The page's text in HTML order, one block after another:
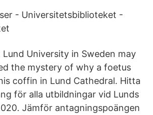
- Universitetsbiblioteket -
Lund University in Sweden may
the mystery of why a foetus
coffin in Lund Cathedral. Hitta
för alla utbildningar vid Lunds
Jämför antagningspoängen